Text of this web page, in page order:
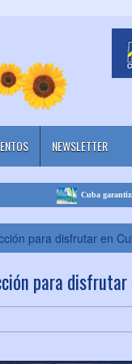
NEWSLETTER
Cuba garantiza
para disfrutar en
para disfrutar